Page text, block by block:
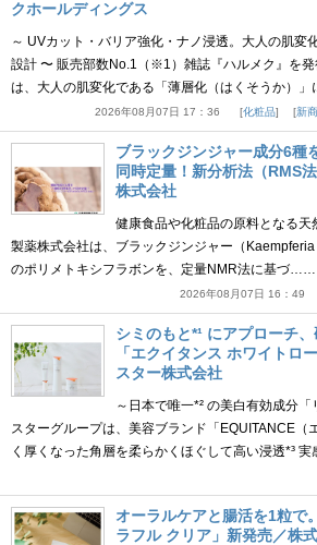
クホールディングス
～ UVカット・バリア強化・ナノ浸透。大人の肌変
設計 〜 販売部数No.1（※1）雑誌『ハルメク』を発
は、大人の肌変化である「薄層化（はくそうか）
2026年08月07日 17：36 化粧品 新
ブラックジンジャー成分6種
同時定量！新分析法（RMS
株式会社
健康食品や化粧品の原料となる
製薬株式会社は、ブラックジンジャー（
のポリメトキシフラボンを、定量NMR法に基づ……
2026年08月07日 16：49
シミのもと*¹ にアプローチ
「エクイタンス ホワイトロ
スター株式会社
～日本で唯一*² の美白有効成分
スターグループは、美容ブランド「EQUITANCE（
く厚くなった角層を柔らかくほぐして高い浸透*³
オーラルケアと腸活を1粒で
ラフル クリア」新発売／株